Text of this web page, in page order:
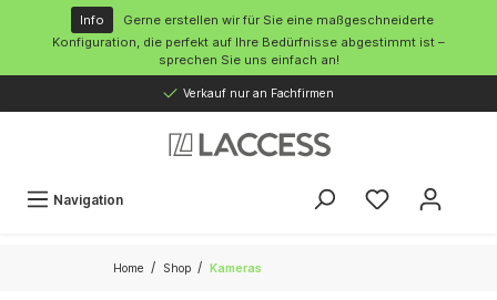
springen
Info
Gerne erstellen wir für Sie eine maßgeschneiderte
Konfiguration, die perfekt auf Ihre Bedürfnisse abgestimmt ist –
sprechen Sie uns einfach an!
Verkauf nur an Fachfirmen
Navigation
Home / Shop / Kameras